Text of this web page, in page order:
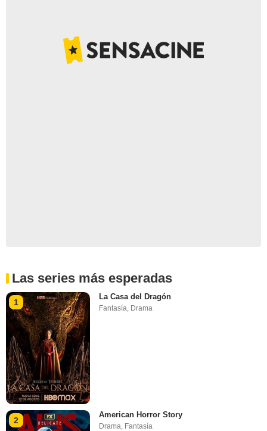
Las series más esperadas
1
La Casa del Dragón
Fantasía, Drama
2
American Horror Story
Drama, Fantasía